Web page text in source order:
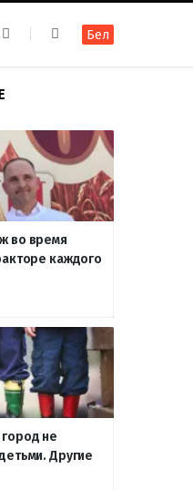
т
е
Бел
во время
каждого
не
Другие